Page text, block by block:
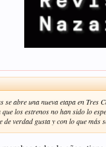
se abre una nueva etapa en
los estrenos no han sido lo
verdad gusta y con lo que más